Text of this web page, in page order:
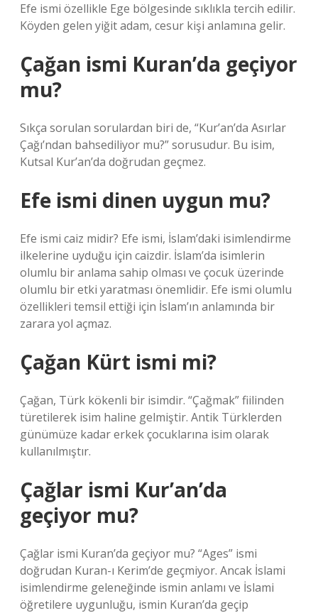
Efe ismi özellikle Ege bölgesinde sıklıkla tercih edilir.
Köyden gelen yiğit adam, cesur kişi anlamına gelir.
Çağan ismi Kuran’da geçiyor
mu?
Sıkça sorulan sorulardan biri de, “Kur’an’da Asırlar
Çağı’ndan bahsediliyor mu?” sorusudur. Bu isim,
Kutsal Kur’an’da doğrudan geçmez.
Efe ismi dinen uygun mu?
Efe ismi caiz midir? Efe ismi, İslam’daki isimlendirme
ilkelerine uyduğu için caizdir. İslam’da isimlerin
olumlu bir anlama sahip olması ve çocuk üzerinde
olumlu bir etki yaratması önemlidir. Efe ismi olumlu
özellikleri temsil ettiği için İslam’ın anlamında bir
zarara yol açmaz.
Çağan Kürt ismi mi?
Çağan, Türk kökenli bir isimdir. “Çağmak” fiilinden
türetilerek isim haline gelmiştir. Antik Türklerden
günümüze kadar erkek çocuklarına isim olarak
kullanılmıştır.
Çağlar ismi Kur’an’da
geçiyor mu?
Çağlar ismi Kuran’da geçiyor mu? “Ages” ismi
doğrudan Kuran-ı Kerim’de geçmiyor. Ancak İslami
isimlendirme geleneğinde ismin anlamı ve İslami
öğretilere uygunluğu, ismin Kuran’da geçip